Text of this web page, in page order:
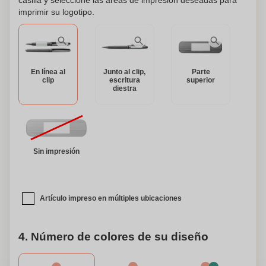
verdaderamente único y personalizado. Es el regalo
perfecto para un ser querido o un regalo para ti mismo.
Abraza la conciencia ecológica y eleva tu experiencia de
escritura con nuestro Juego de Escritura de Bambú.
imprimir su logotipo.
En línea al
clip
Junto al clip,
escritura
diestra
Parte
superior
Sin impresión
Artículo impreso en múltiples ubicaciones
4. Número de colores de su diseño